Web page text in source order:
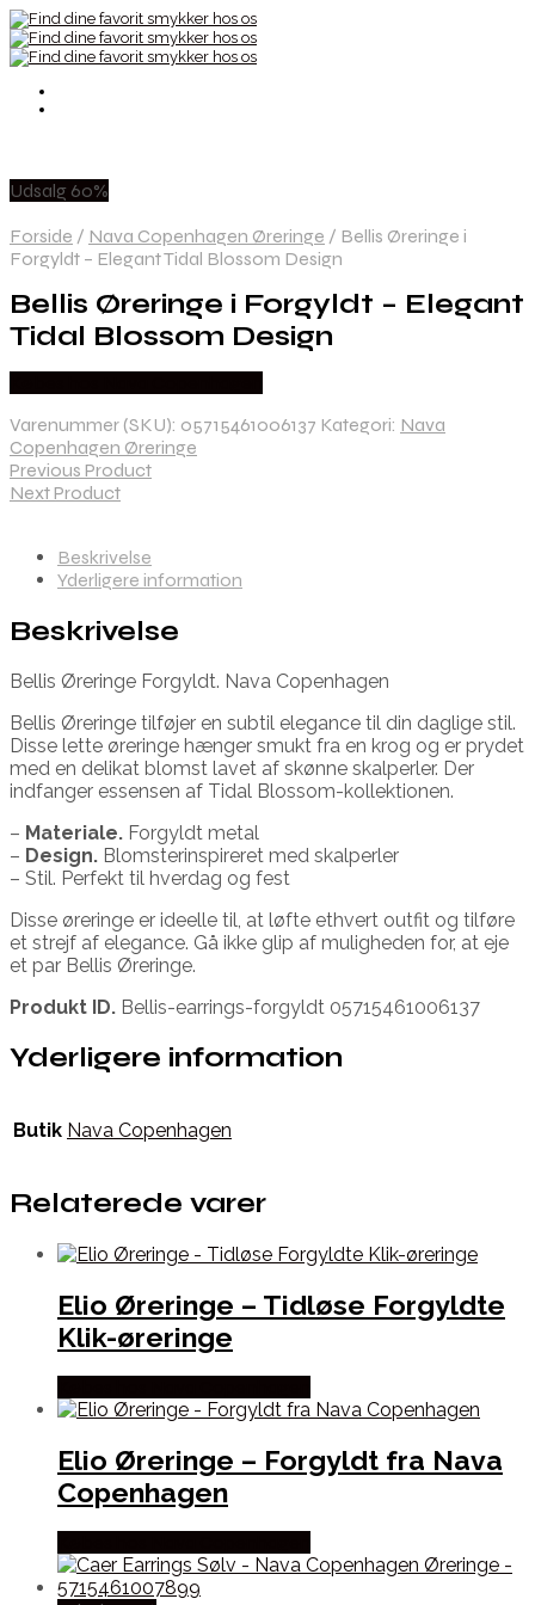
Udsalg 60%
Forside / Nava Copenhagen Øreringe / Bellis Øreringe i
Forgyldt – Elegant Tidal Blossom Design
Bellis Øreringe i Forgyldt – Elegant
Tidal Blossom Design
Varenummer (SKU): 05715461006137 Kategori: Nava
Copenhagen Øreringe
Previous Product
Next Product
Beskrivelse
Yderligere information
Beskrivelse
Bellis Øreringe Forgyldt. Nava Copenhagen
Bellis Øreringe tilføjer en subtil elegance til din daglige stil.
Disse lette øreringe hænger smukt fra en krog og er prydet
med en delikat blomst lavet af skønne skalperler. Der
indfanger essensen af Tidal Blossom-kollektionen.
– Materiale. Forgyldt metal
– Design. Blomsterinspireret med skalperler
– Stil. Perfekt til hverdag og fest
Disse øreringe er ideelle til, at løfte ethvert outfit og tilføre
et strejf af elegance. Gå ikke glip af muligheden for, at eje
et par Bellis Øreringe.
Produkt ID. Bellis-earrings-forgyldt 05715461006137
Yderligere information
Butik Nava Copenhagen
Relaterede varer
Elio Øreringe – Tidløse Forgyldte
Klik-øreringe
Elio Øreringe – Forgyldt fra Nava
Copenhagen